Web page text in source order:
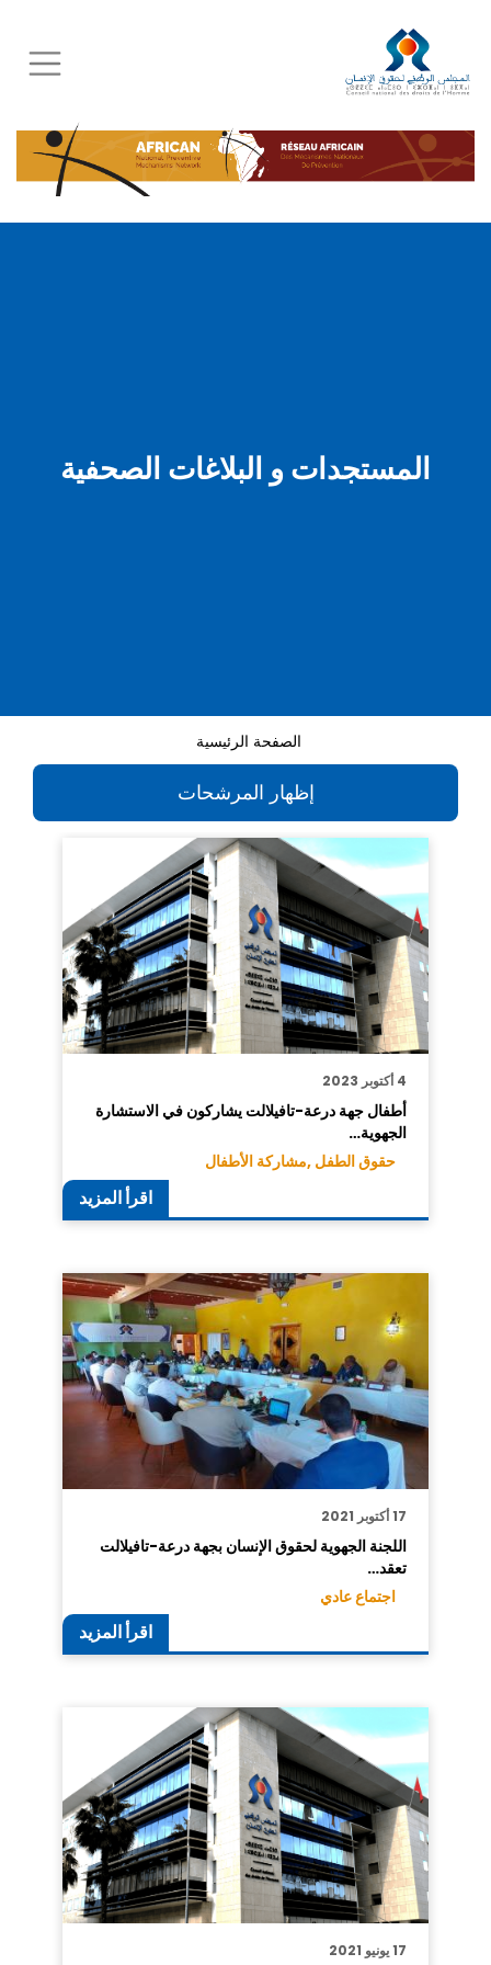
Skip
to
main
content
المستجدات و البلاغات الصحفية
الصفحة الرئيسية
إظهار المرشحات
4 أكتوبر 2023
أطفال جهة درعة-تافيلالت يشاركون في الاستشارة
الجهوية…
حقوق الطفل ,مشاركة الأطفال
اقرأ المزيد
17 أكتوبر 2021
اللجنة الجهوية لحقوق الإنسان بجهة درعة-تافيلالت
تعقد…
اجتماع عادي
اقرأ المزيد
17 يونيو 2021